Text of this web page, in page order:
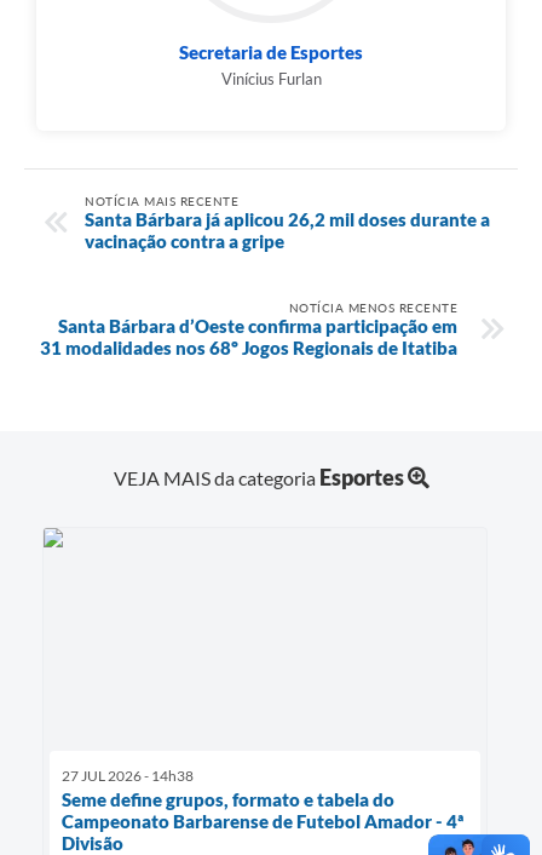
Secretaria de Esportes
Vinícius Furlan
NOTÍCIA MAIS RECENTE
Santa Bárbara já aplicou 26,2 mil doses durante a
vacinação contra a gripe
NOTÍCIA MENOS RECENTE
Santa Bárbara d’Oeste confirma participação em
31 modalidades nos 68º Jogos Regionais de Itatiba
VEJA MAIS da categoria Esportes
27 JUL 2026 - 14h38
Seme define grupos, formato e tabela do
Campeonato Barbarense de Futebol Amador - 4ª
Divisão